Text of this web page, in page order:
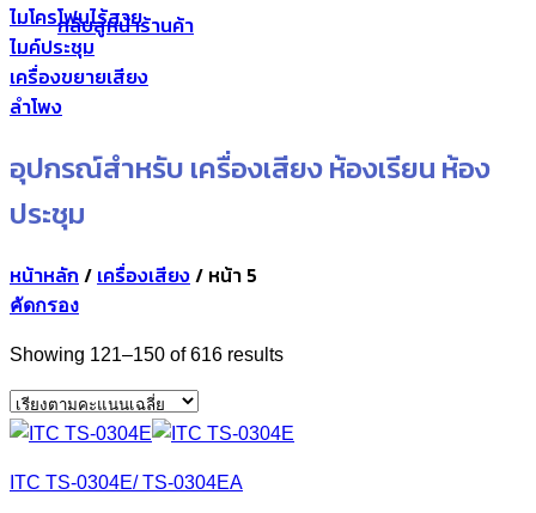
กลับสู่หน้าร้านค้า
ไมโครโฟนไร้สาย
ไมค์ประชุม
เครื่องขยายเสียง
ลำโพง
อุปกรณ์สำหรับ เครื่องเสียง ห้องเรียน ห้อง
ประชุม
หน้าหลัก / เครื่องเสียง/ หน้า 5
คัดกรอง
Showing 121–150 of 616 resultsSorted
rating
ITC TS-0304E/ TS-0304EA